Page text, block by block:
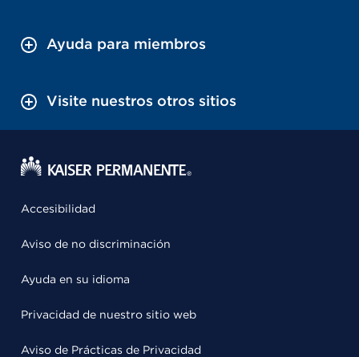
Ayuda para miembros
Visite nuestros otros sitios
Accesibilidad
Aviso de no discriminación
Ayuda en su idioma
Privacidad de nuestro sitio web
Aviso de Prácticas de Privacidad